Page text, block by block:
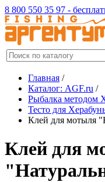
8 800 550 35 97 -
Главная /
Каталог: AGF.ru /
Рыбалка методом
Тесто для
Клей для
Клей для